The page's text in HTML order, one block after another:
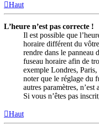
Haut
L’heure n’est pas correcte !
Il est possible que
horaire différent du
rendre dans le panneau
fuseau horaire afin de
exemple Londres,
noter que le réglage du
autres paramètres,
Si vous n’êtes pas
Haut